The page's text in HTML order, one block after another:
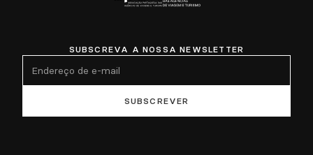
SUBSCREVA A NOSSA NEWSLETTER